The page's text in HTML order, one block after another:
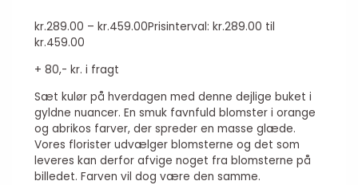
kr.289.00 – kr.459.00Prisinterval: kr.289.00 til
kr.459.00
+ 80,- kr. i fragt
Sæt kulør på hverdagen med denne dejlige buket i
gyldne nuancer. En smuk favnfuld blomster i orange
og abrikos farver, der spreder en masse glæde.
Vores florister udvælger blomsterne og det som
leveres kan derfor afvige noget fra blomsterne på
billedet. Farven vil dog være den samme.